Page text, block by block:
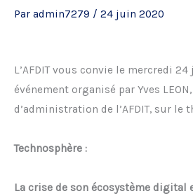
Par admin7279 / 24 juin 2020
L’AFDIT vous convie le mercredi
événement organisé par Yves
d’administration de l’AFDIT, sur le
Technosphère :
La crise de son écosystème